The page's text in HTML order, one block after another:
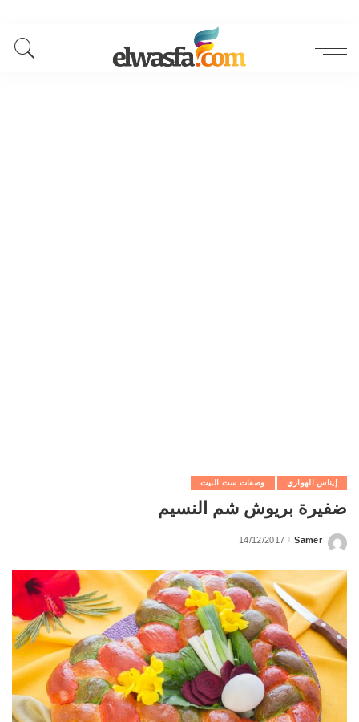
إيناس الهواري وصفات ست البيت
ضفيرة بريوش شم النسيم
Posted
Samer
14/12/2017